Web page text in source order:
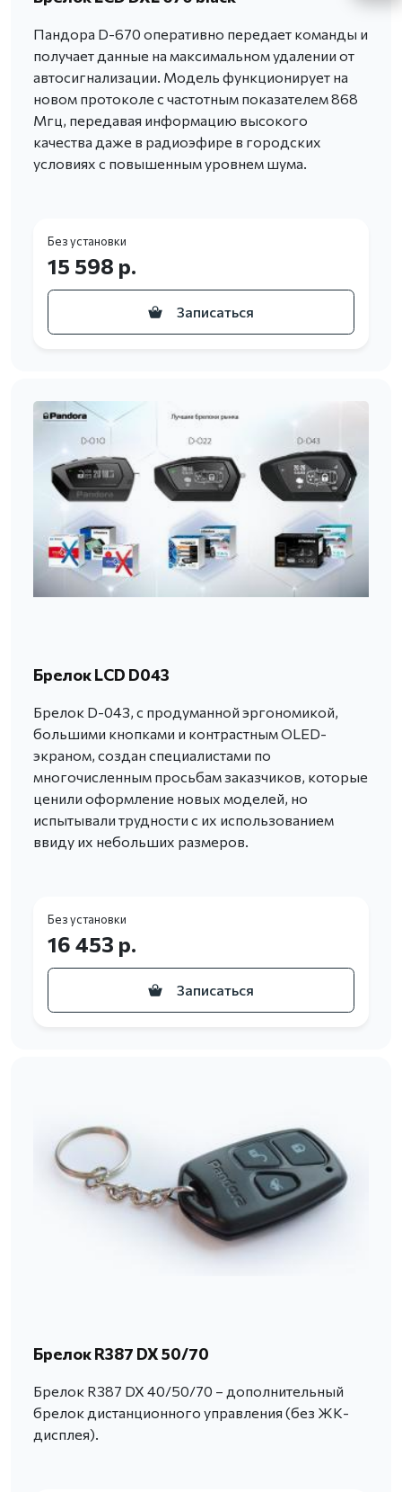
Пандора D-670 оперативно передает команды и
получает данные на максимальном удалении от
автосигнализации. Модель функционирует на
новом протоколе с частотным показателем 868
Мгц, передавая информацию высокого
качества даже в радиоэфире в городских
условиях с повышенным уровнем шума.
Без установки
15 598 р.
Записаться
Брелок LCD D043
Брелок D-043, с продуманной эргономикой,
большими кнопками и контрастным OLED-
экраном, создан специалистами по
многочисленным просьбам заказчиков, которые
ценили оформление новых моделей, но
испытывали трудности с их использованием
ввиду их небольших размеров.
Без установки
16 453 р.
Записаться
Брелок R387 DX 50/70
Брелок R387 DX 40/50/70 – дополнительный
брелок дистанционного управления (без ЖК-
дисплея).